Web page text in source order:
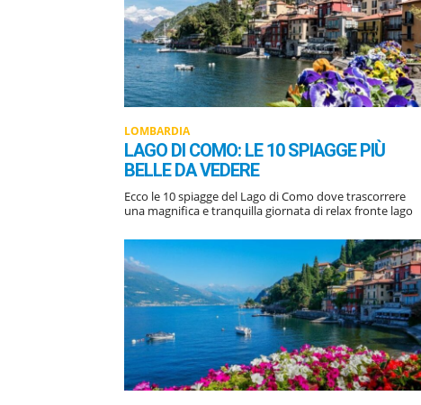
LOMBARDIA
LAGO DI COMO: LE 10 SPIAGGE PIÙ
BELLE DA VEDERE
Ecco le 10 spiagge del Lago di Como dove trascorrere
una magnifica e tranquilla giornata di relax fronte lago